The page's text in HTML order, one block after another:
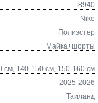
8940
Nike
Полиэстер
Майка+шорты
см, 140-150 см, 150-160 см
2025-2026
Таиланд